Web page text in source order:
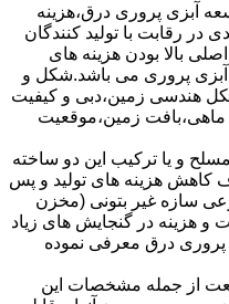
آبزی پروری درق،هزینه
در رقابت با تولید کنندگان
بالا بودن هزینه های
آبزی پروری می باشد.شکل و
هندسی زمین،دبی و کیفیت
ماهی،بافت زمین،موقعیت
و یا ترکیب این دو ساخته
هزینه های تولید و پس
سازه غیر بتونی (مخزن
هزینه در گنجایش های زیاد
پروری درق معرفی نموده
از جمله مشخصات این